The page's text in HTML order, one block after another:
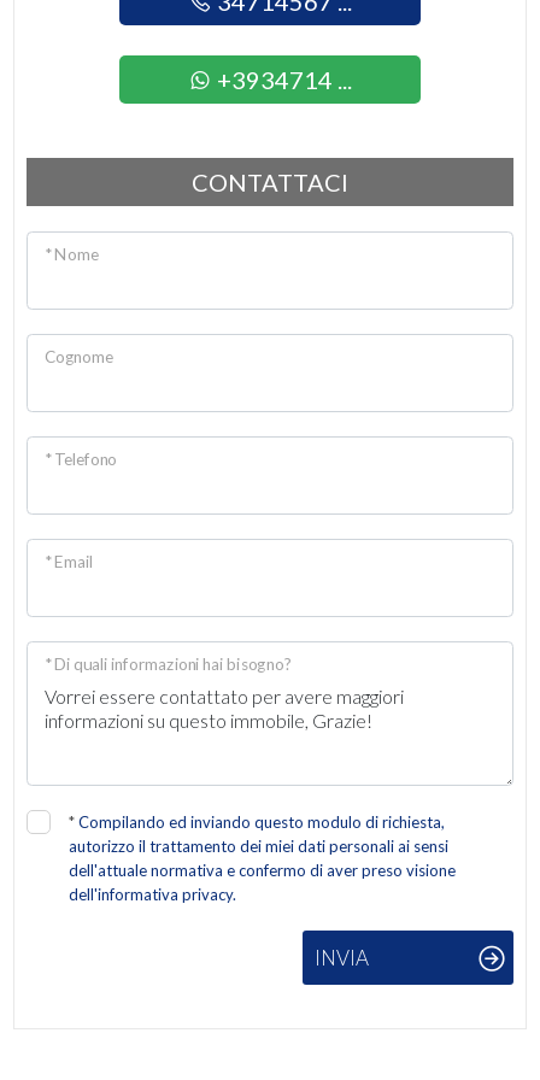
+3934714 ...
CONTATTACI
* Nome
Cognome
* Telefono
* Email
* Di quali informazioni hai bisogno?
*Compilando ed inviando questo modulo di richiesta,
autorizzo il trattamento dei miei dati personali ai sensi
dell'attuale normativa e confermo di aver preso visione
dell'informativa privacy.
INVIA
5+
Camere
minime
Qualsiasi
2
3
4
5
5+